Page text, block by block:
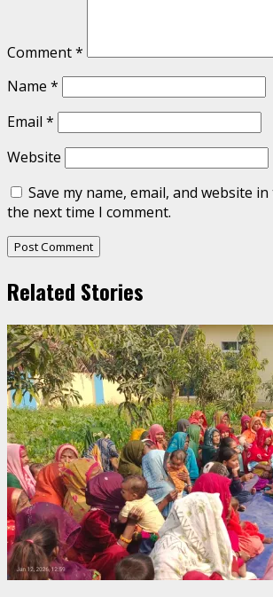
Comment*
Name *
Email *
Website
Save my name, email, and website
the next time I comment.
Related Stories